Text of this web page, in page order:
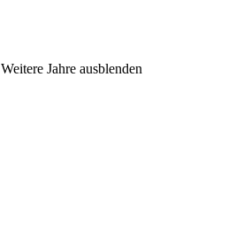
Weitere Jahre ausblenden